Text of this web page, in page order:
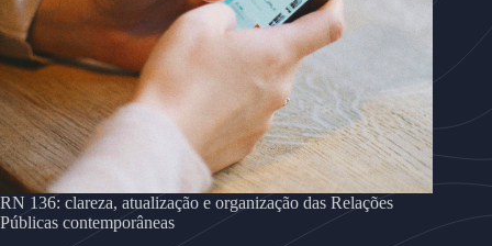
RN 136: clareza, atualização e organização das Relações
Públicas contemporâneas